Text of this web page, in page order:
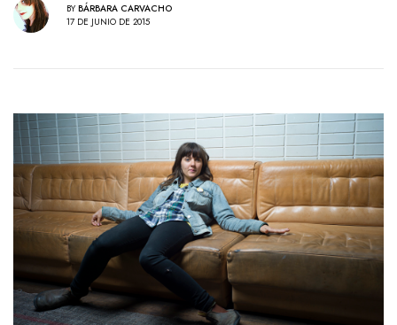
BY BÁRBARA CARVACHO
17 DE JUNIO DE 2015